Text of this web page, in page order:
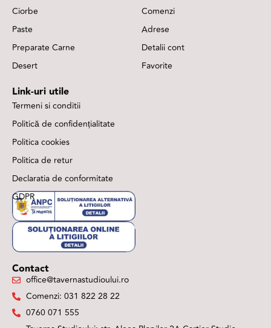
Ciorbe
Paste
Preparate Carne
Desert
Comenzi
Adrese
Detalii cont
Favorite
Link-uri utile
Termeni si conditii
Politică de confidențialitate
Politica cookies
Politica de retur
Declaratia de conformitate
GDPR
Contact
office@tavernastudioului.ro
Comenzi: 031 822 28 22
0760 071 555